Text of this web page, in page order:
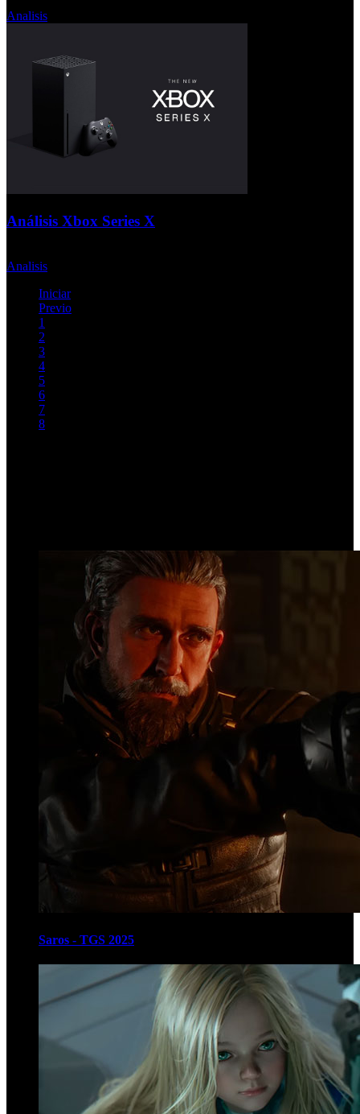
Analisis
Análisis Xbox Series X
Analisis
Iniciar
Previo
1
2
3
4
5
6
7
8
Saros - TGS 2025